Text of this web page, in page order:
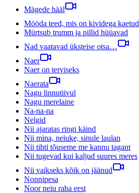
Mägede hääl
Mööda teed, mis on kividega kaetud
Mürtsub trumm ja pillid hüüavad
Nad vaatavad üksteise otsa…
Naer
Naer on terviseks
Naerata
Nagu linnutiivul
Nagu merelaine
Na-na-na
Nelgid
Nii ajaratas ringi käind
Nii mina, neiuke, sinule laulan
Nii tihti tõuseme me kannu tagant
Nii tugevad kui kaljud suures meres
Nii vaikseks kõik on jäänud
Nonnipesa
Noor neiu raha eest